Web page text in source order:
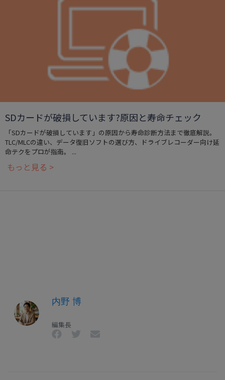
SDカードが破損しています?原因と寿命チェック
「SDカードが破損しています」の原因から寿命診断方法まで徹底解説。
TLC/MLCの違い、データ復旧ソフトの選び方、ドライブレコーダー向け延
命テクをプロが指南。 ...
もっと見る >
内野 博
編集長